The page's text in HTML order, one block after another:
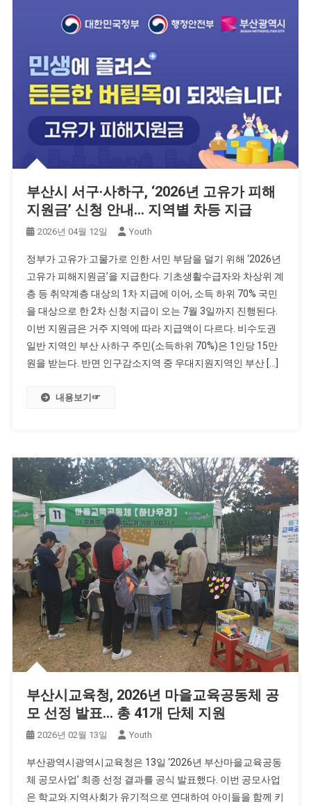
부산시 서구·사하구, ‘2026년 고유가 피해
지원금’ 신청 안내… 지역별 차등 지급
2026년 04월 12일 Youth
정부가 고유가·고물가로 인한 서민 부담을 덜기 위해 ‘2026년
고유가 피해지원금’을 지급한다. 기초생활수급자와 차상위 계
층 등 취약계층 대상의 1차 지급에 이어, 소득 하위 70% 국민
을 대상으로 한 2차 신청·지급이 오는 7월 3일까지 진행된다.
이번 지원금은 거주 지역에 따라 지급액이 다르다. 비수도권
일반 지역인 부산 사하구 주민(소득하위 70%)은 1인당 15만
원을 받는다. 반면 인구감소지역 중 우대지원지역인 부산 […]
내용보기☞
부산시교육청, 2026년 마을교육공동체 공
모 선정 발표… 총 41개 단체 지원
2026년 02월 13일 Youth
부산광역시광역시교육청은 13일 ‘2026년 부산마을교육공동
체 공모사업’ 최종 선정 결과를 공식 발표했다. 이번 공모사업
은 학교와 지역사회가 유기적으로 연대하여 아이들을 함께 키